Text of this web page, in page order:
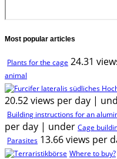
Most popular articles
Plants for the cage 24.31
animal
20.52 views per day |
Building instructions for an
per day | under Cage
Parasites 13.66 views per
Where to buy?